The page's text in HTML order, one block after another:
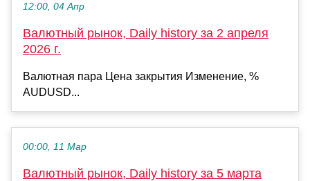
12:00, 04 Апр
Валютный рынок, Daily history за 2 апреля
2026 г.
Валютная пара Цена закрытия Изменение, %
AUDUSD...
00:00, 11 Мар
Валютный рынок, Daily history за 5 марта